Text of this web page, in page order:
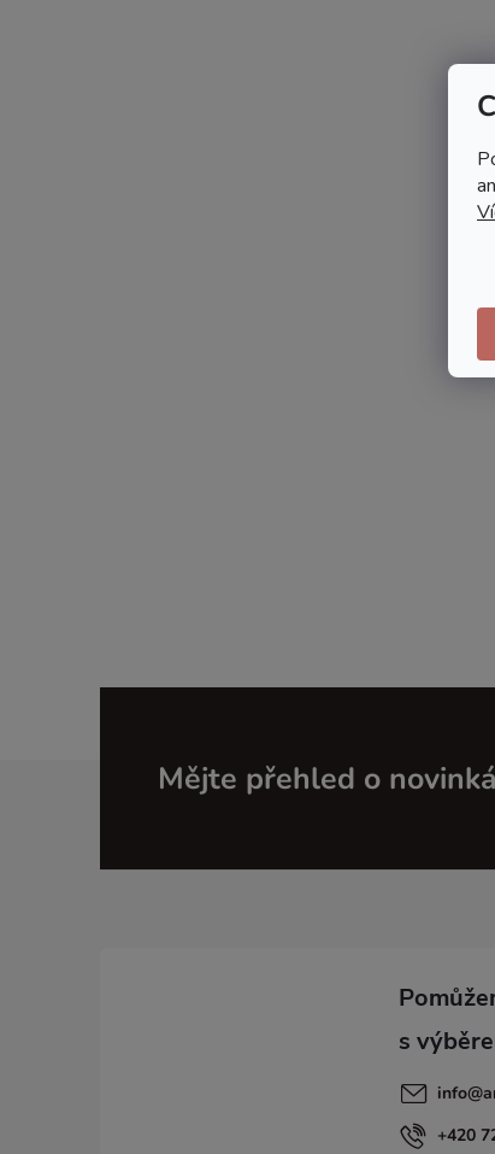
Mějte přehled o
info@
+420